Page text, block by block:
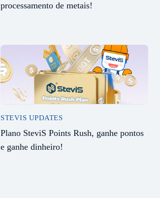
processamento de metais!
STEVIS UPDATES
Plano SteviS Points Rush, ganhe pontos
e ganhe dinheiro!